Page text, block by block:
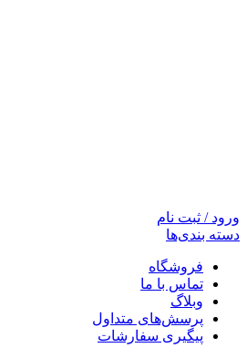
ورود / ثبت نام
دسته بندی‌ها
فروشگاه
تماس با ما
وبلاگ
پرسش‌های متداول
پیگیری سفارشات